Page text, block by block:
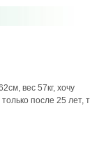
вес 57кг, хочу
после 25 лет,